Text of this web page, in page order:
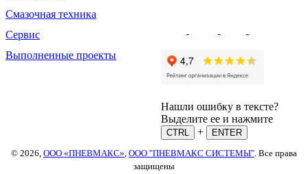
Смазочная техника
Сервис
Выполненные проекты
Нашли ошибку в тексте?
Выделите ее и нажмите
CTRL +
ENTER
© 2026, ООО «ПНЕВМАКС», ООО "ПНЕВМАКС СИСТЕМЫ". Все права
защищены